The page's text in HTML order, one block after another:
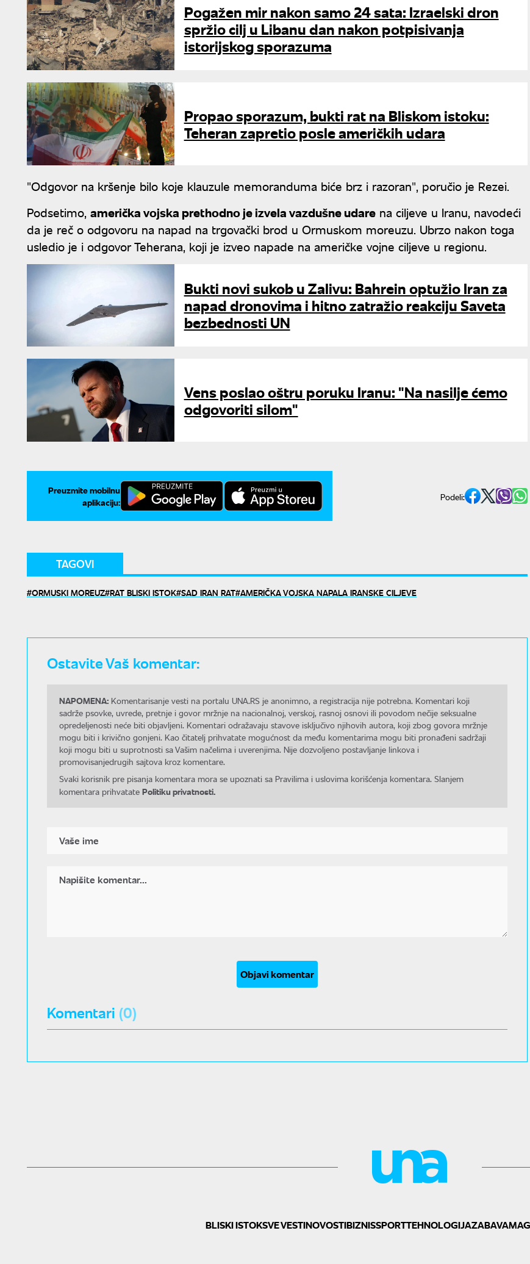
Pogažen mir nakon samo 24 sata: Izraelski dron
spržio cilj u Libanu dan nakon potpisivanja
istorijskog sporazuma
Propao sporazum, bukti rat na Bliskom istoku:
Teheran zapretio posle američkih udara
"Odgovor na kršenje bilo koje klauzule memoranduma biće brz i razoran", poručio je Rezei.
Podsetimo, američka vojska prethodno je izvela vazdušne udare na ciljeve u Iranu, navodeći
da je reč o odgovoru na napad na trgovački brod u Ormuskom moreuzu. Ubrzo nakon toga
usledio je i odgovor Teherana, koji je izveo napade na američke vojne ciljeve u regionu.
Bukti novi sukob u Zalivu: Bahrein optužio Iran za
napad dronovima i hitno zatražio reakciju Saveta
bezbednosti UN
Vens poslao oštru poruku Iranu: "Na nasilje ćemo
odgovoriti silom"
Preuzmite mobilnu
aplikaciju:
Podeli:
TAGOVI
ORMUSKI MOREUZ RAT BLISKI ISTOK SAD IRAN RAT AMERIČKA VOJSKA NAPALA IRANSKE CILJEVE
Ostavite Vaš komentar:
NAPOMENA: Komentarisanje vesti na portalu UNA.RS je anonimno, a registracija nije potrebna. Komentari koji
sadrže psovke, uvrede, pretnje i govor mržnje na nacionalnoj, verskoj, rasnoj osnovi ili povodom nečije seksualne
opredeljenosti neće biti objavljeni. Komentari odražavaju stavove isključivo njihovih autora, koji zbog govora mržnje
mogu biti i krivično gonjeni. Kao čitatelj prihvatate mogućnost da među komentarima mogu biti pronađeni sadržaji
koji mogu biti u suprotnosti sa Vašim načelima i uverenjima. Nije dozvoljeno postavljanje linkova i
promovisanjedrugih sajtova kroz komentare.
Svaki korisnik pre pisanja komentara mora se upoznati sa Pravilima i uslovima korišćenja komentara. Slanjem
komentara prihvatate Politiku privatnosti.
Objavi komentar
Komentari (0)
BLISKI ISTOKSVE VESTINOVOSTIBIZNISSPORTTEHNOLOGIJAZABAVA